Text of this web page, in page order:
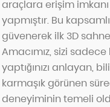
araçlara erişim
yapmıştır. Bu
güvenerek ilk 3D
Amacımız, sizi
yaptığınızı anlayan,
karmaşık görünen
deneyiminin temeli